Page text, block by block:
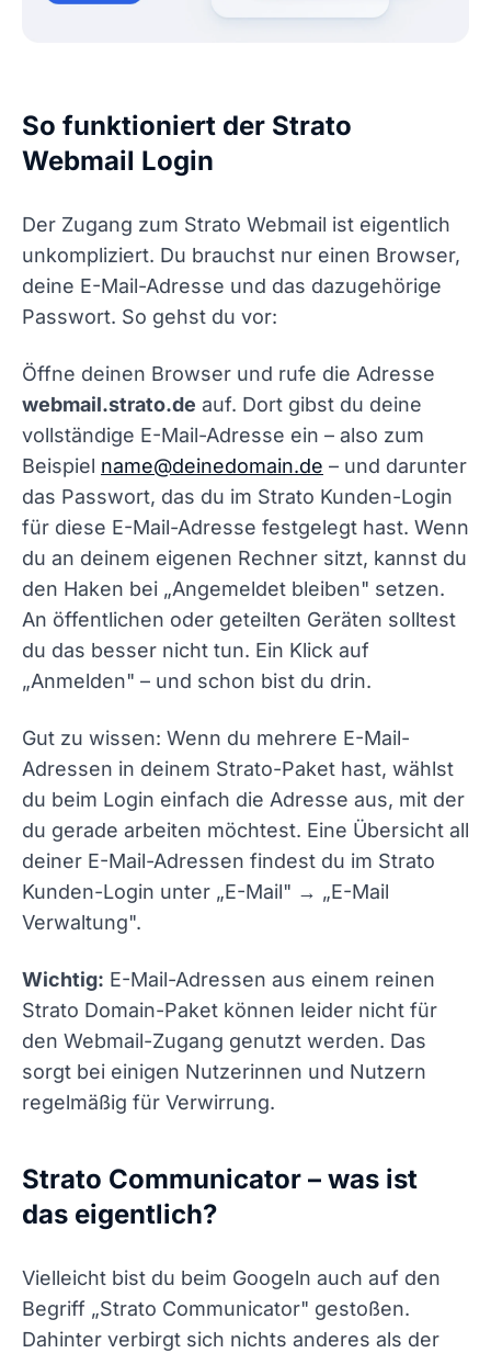
So funktioniert der Strato
Webmail Login
Der Zugang zum Strato Webmail ist eigentlich
unkompliziert. Du brauchst nur einen Browser,
deine E-Mail-Adresse und das dazugehörige
Passwort. So gehst du vor:
Öffne deinen Browser und rufe die Adresse
webmail.strato.de auf. Dort gibst du deine
vollständige E-Mail-Adresse ein – also zum
Beispiel name@deinedomain.de – und darunter
das Passwort, das du im Strato Kunden-Login
für diese E-Mail-Adresse festgelegt hast. Wenn
du an deinem eigenen Rechner sitzt, kannst du
den Haken bei „Angemeldet bleiben" setzen.
An öffentlichen oder geteilten Geräten solltest
du das besser nicht tun. Ein Klick auf
„Anmelden" – und schon bist du drin.
Gut zu wissen: Wenn du mehrere E-Mail-
Adressen in deinem Strato-Paket hast, wählst
du beim Login einfach die Adresse aus, mit der
du gerade arbeiten möchtest. Eine Übersicht all
deiner E-Mail-Adressen findest du im Strato
Kunden-Login unter „E-Mail" → „E-Mail
Verwaltung".
Wichtig: E-Mail-Adressen aus einem reinen
Strato Domain-Paket können leider nicht für
den Webmail-Zugang genutzt werden. Das
sorgt bei einigen Nutzerinnen und Nutzern
regelmäßig für Verwirrung.
Strato Communicator – was ist
das eigentlich?
Vielleicht bist du beim Googeln auch auf den
Begriff „Strato Communicator" gestoßen.
Dahinter verbirgt sich nichts anderes als der